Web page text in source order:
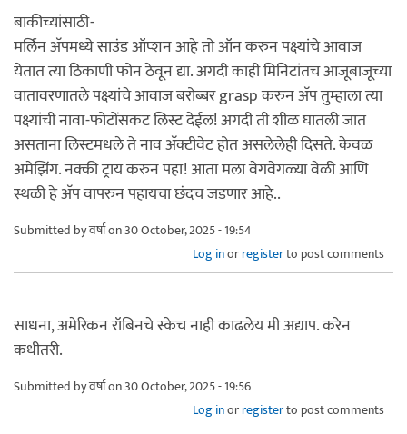
बाकीच्यांसाठी-
मर्लिन अ‍ॅपमध्ये साउंड ऑप्शन आहे तो ऑन करुन पक्ष्यांचे आवाज
येतात त्या ठिकाणी फोन ठेवून द्या. अगदी काही मिनिटांतच आजूबाजूच्या
वातावरणातले पक्ष्यांचे आवाज बरोब्बर grasp करुन अ‍ॅप तुम्हाला त्या
पक्ष्यांची नावा-फोटोंसकट लिस्ट देईल! अगदी ती शीळ घातली जात
असताना लिस्टमधले ते नाव अ‍ॅक्टीवेट होत असलेलेही दिसते. केवळ
अमेझिंग. नक्की ट्राय करुन पहा! आता मला वेगवेगळ्या वेळी आणि
स्थळी हे अ‍ॅप वापरुन पहायचा छंदच जडणार आहे..
Submitted byवर्षाon 30 October, 2025 - 19:54
Log inorregisterto post comments
साधना, अमेरिकन रॉबिनचे स्केच नाही काढलेय मी अद्याप. करेन
कधीतरी.
Submitted byवर्षाon 30 October, 2025 - 19:56
Log inorregisterto post comments